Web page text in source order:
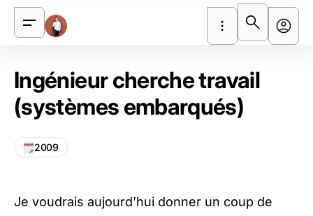
Ingénieur cherche travail
(systèmes embarqués)
2009
Je voudrais aujourd’hui donner un coup de